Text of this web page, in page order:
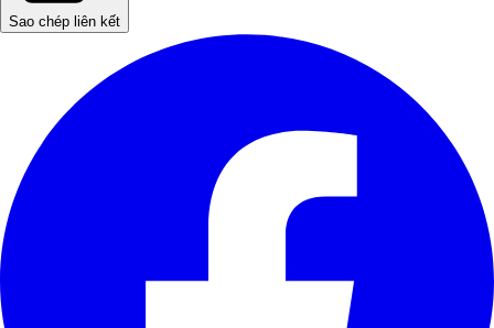
Sao chép liên kết